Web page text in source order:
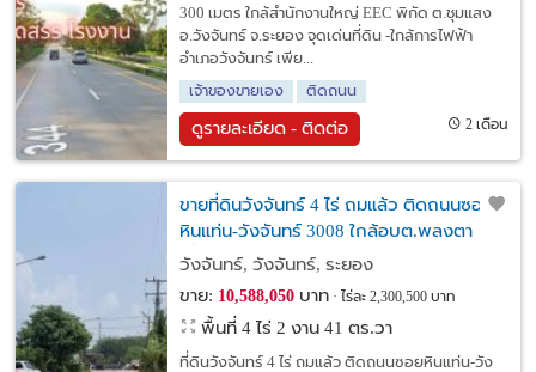
300 เมตร ใกล้สำนักงานใหญ่ EEC พิกัด ต.ชุมแสง
อ.วังจันทร์ จ.ระยอง จุดเด่นที่ดิน -ใกล้การไฟฟ้า
อำเภอวังจันทร์ เพีย...
เจ้าของขายเอง
ติดถนน
ดูรายละเอียด - ติดต่อ 2 เดือน
ขายที่ดินวังจันทร์ 4 ไร่ ถมแล้ว ติดถนนซอย
หินแท่น-วังจันทร์ 3008 ใกล้อบต.พลงตา
เอี่ยมเพียง 600 เมตร จ.ระยอง
วังจันทร์, วังจันทร์, ระยอง
ขาย: 10,588,050บาท ไร่ละ 2,300,500 บาท
พื้นที่ 4 ไร่ 2 งาน 41 ตร.วา
ที่ดินวังจันทร์ 4 ไร่ ถมแล้ว ติดถนนซอยหินแท่น-วัง